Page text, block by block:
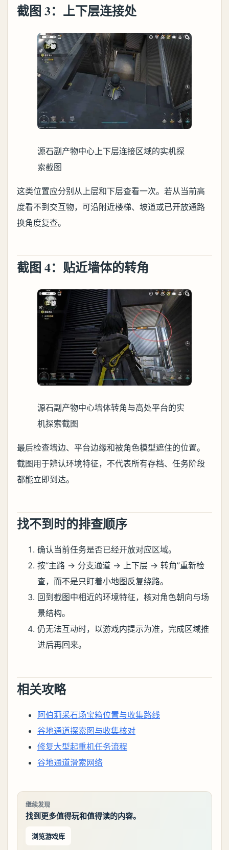
截图 3：上下层连接处
源石副产物中心上下层连接区域的实机探
索截图
这类位置应分别从上层和下层查看一次。若从当前高
度看不到交互物，可沿附近楼梯、坡道或已开放通路
换角度复查。
截图 4：贴近墙体的转角
源石副产物中心墙体转角与高处平台的实
机探索截图
最后检查墙边、平台边缘和被角色模型遮住的位置。
截图用于辨认环境特征，不代表所有存档、任务阶段
都能立即到达。
找不到时的排查顺序
确认当前任务是否已经开放对应区域。
按“主路 → 分支通道 → 上下层 → 转角”重新检
查，而不是只盯着小地图反复绕路。
回到截图中相近的环境特征，核对角色朝向与场
景结构。
仍无法互动时，以游戏内提示为准，完成区域推
进后再回来。
相关攻略
阿伯莉采石场宝箱位置与收集路线
谷地通道探索图与收集核对
修复大型起重机任务流程
谷地通道滑索网络
继续发现
找到更多值得玩和值得读的内容。
浏览游戏库